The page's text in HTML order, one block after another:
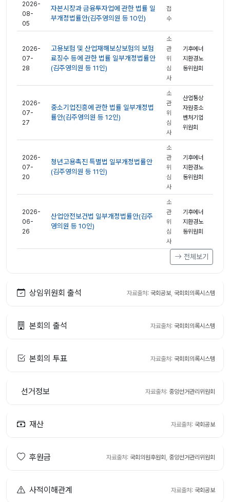
2026-
08-
05
자본시장과 금융투자업에 관한 법률 일
부개정법률안(김주영의원 등 10인)
접
수
2026-
07-
28
고용보험 및 산업재해보상보험의 보험
료징수 등에 관한 법률 일부개정법률안
(김주영의원 등 11인)
소
관
위
심
사
기후에너
지환경노
동위원회
2026-
07-
27
중소기업진흥에 관한 법률 일부개정법
률안(김주영의원 등 12인)
소
관
위
심
사
산업통상
자원중소
벤처기업
위원회
2026-
07-
20
청년고용촉진 특별법 일부개정법률안
(김주영의원 등 11인)
소
관
위
심
사
기후에너
지환경노
동위원회
2026-
06-
26
산업안전보건법 일부개정법률안(김주
영의원 등 10인)
소
관
위
심
사
기후에너
지환경노
동위원회
전체보기
상임위원회 출석 자료출처: 국회공보, 국회회의록시스템
본회의 출석 자료출처: 국회회의록시스템
본회의 투표 자료출처: 국회회의록시스템
선거정보 자료출처: 중앙선거관리위원회
재산 자료출처: 국회공보
후원금 자료출처: 국회의원후원회 중앙선거관리위원회
사적이해관계 자료출처: 국회공보